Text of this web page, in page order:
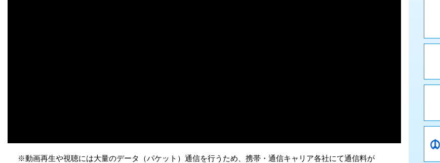
※動画再生や視聴には大量のデータ（パケット）通信を行うため、携帯・通信キャリア各社にて通信料が